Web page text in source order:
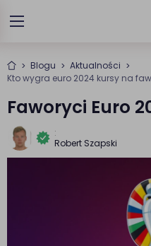
Blogu
Aktualności
Kto wygra euro 2024 kursy na
Faworyci Euro
:
Robert Szapski